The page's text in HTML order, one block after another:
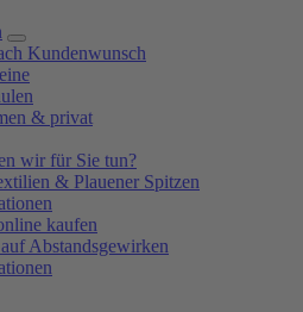
Kundenwunsch
& privat
wir für Sie tun?
& Plauener Spitzen
kaufen
Abstandsgewirken